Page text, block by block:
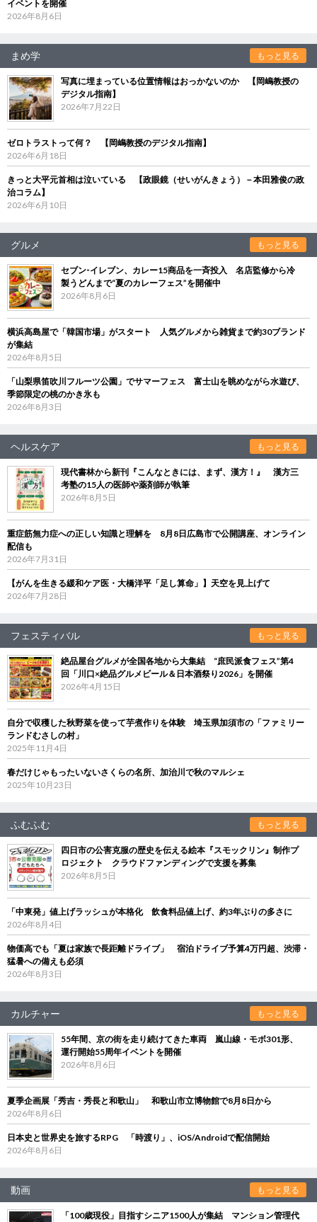
イベントを開催
2026年8月6日
まめ学 もっと見る
写真に埋まっている位置情報はおっかないのか 【岡嶋教授の
デジタル指南】
2026年7月22日
ゼロトラストって何？ 【岡嶋教授のデジタル指南】
2026年6月18日
きっと大平元首相は泣いている 【政眼鏡（せいがんきょう）－本田雅俊の政
治コラム】
2026年6月10日
グルメ もっと見る
セブン‐イレブン、カレー15商品を一斉投入 名店監修から冷
製うどんまで“夏のカレーフェス”を開催中
2026年8月6日
横浜高島屋で「韓国市場」がスタート 人気グルメから雑貨まで約30ブランド
が集結
2026年8月5日
「山梨県笛吹川フルーツ公園」でサマーフェス 富士山を眺めながら水遊び、
季節限定の桃のかき氷も
2026年8月3日
ヘルスケア もっと見る
現代書林から新刊『こんなときには、まず、漢方！』 漢方三
考塾の15人の医師や薬剤師が執筆
2026年8月5日
重症筋無力症への正しい知識と理解を 8月8日広島市で公開講座、オンライン
配信も
2026年7月31日
【がんを生きる緩和ケア医・大橋洋平「足し算命」】天空を見上げて
2026年7月28日
フェスティバル もっと見る
絶品屋台グルメが全国各地から大集結 “庶民派食フェス”第4
回「川口×絶品グルメビール＆日本酒祭り2026」を開催
2026年4月15日
自分で収穫した秋野菜を使って芋煮作りを体験 埼玉県加須市の「ファミリー
ランドむさしの村」
2025年11月4日
春だけじゃもったいないさくらの名所、加治川で秋のマルシェ
2025年10月23日
ふむふむ もっと見る
四日市の公害克服の歴史を伝える絵本『スモックリン』制作プ
ロジェクト クラウドファンディングで支援を募集
2026年8月5日
「中東発」値上げラッシュが本格化 飲食料品値上げ、約3年ぶりの多さに
2026年8月4日
物価高でも「夏は家族で長距離ドライブ」 宿泊ドライブ予算4万円超、渋滞・
猛暑への備えも必須
2026年8月3日
カルチャー もっと見る
55年間、京の街を走り続けてきた車両 嵐山線・モボ301形、
運行開始55周年イベントを開催
2026年8月6日
夏季企画展「秀吉・秀長と和歌山」 和歌山市立博物館で8月8日から
2026年8月6日
日本史と世界史を旅するRPG 「時渡り」、iOS/Androidで配信開始
2026年8月6日
動画 もっと見る
「100歳現役」目指すシニア1500人が集結 マンション管理代